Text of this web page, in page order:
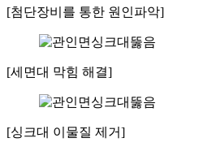
[첨단장비를 통한 원인파악]
[세면대 막힘 해결]
[싱크대 이물질 제거]